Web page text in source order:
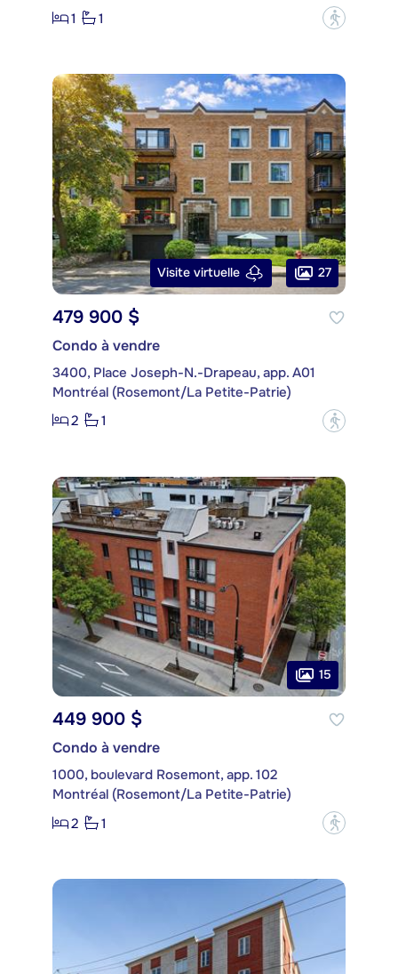
1
1 ?
Visite virtuelle 27
479 900 $
Condo à vendre
3400, Place Joseph-N.-Drapeau, app. A01
Montréal (Rosemont/La Petite-Patrie)
2
1 ?
15
449 900 $
Condo à vendre
1000, boulevard Rosemont, app. 102
Montréal (Rosemont/La Petite-Patrie)
2
1 ?